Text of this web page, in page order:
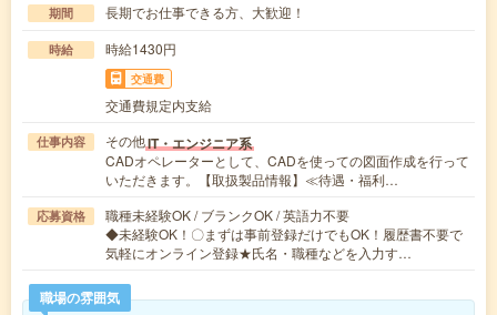
期間 長期でお仕事できる方、大歓迎！
時給 時給1430円
交通費
交通費規定内支給
仕事内容 その他IT・エンジニア系
CADオペレーターとして、CADを使っての図面作成を行って
いただきます。【取扱製品情報】≪待遇・福利…
応募資格
職種未経験OK / ブランクOK / 英語力不要
◆未経験OK！〇まずは事前登録だけでもOK！履歴書不要で
気軽にオンライン登録★氏名・職種などを入力す…
職場の雰囲気